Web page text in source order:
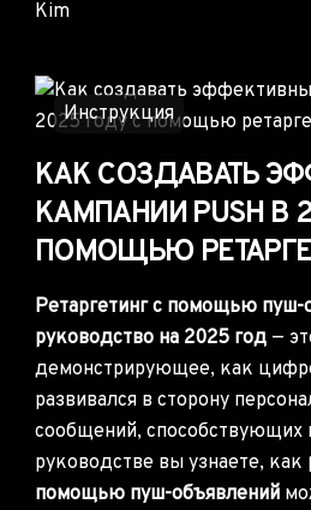
Инструкция
КАК СОЗДАВАТЬ
КАМПАНИИ PUSH В
ПОМОЩЬЮ
Ретаргетинг с помощью пуш-
руководство на 2025 год —
демонстрирующее, как
развивался в сторону
сообщений, способствующих
руководстве вы узнаете, как
помощью пуш-объявлений